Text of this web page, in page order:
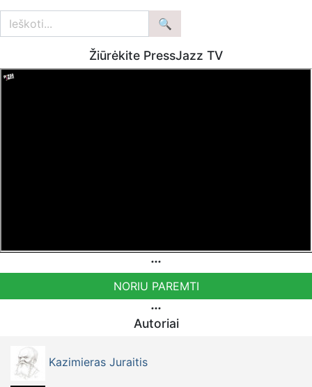
Žiūrėkite PressJazz TV
NORIU PAREMTI
Autoriai
Kazimieras Juraitis